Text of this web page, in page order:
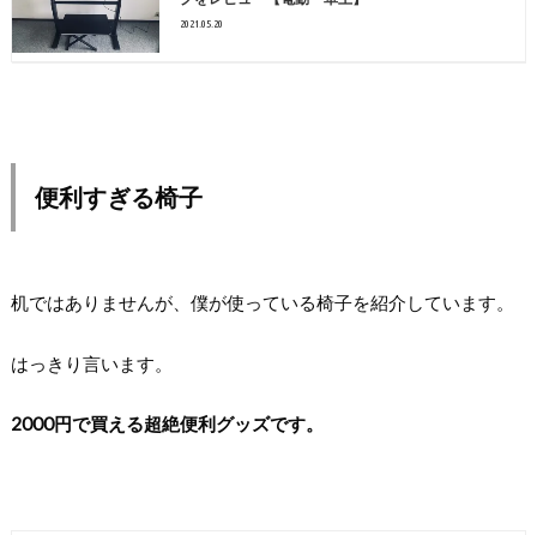
2021.05.20
便利すぎる椅子
机ではありませんが、僕が使っている椅子を紹介しています。
はっきり言います。
2000円で買える超絶便利グッズです。